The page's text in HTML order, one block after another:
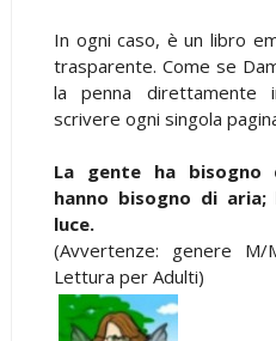
In ogni caso, è un libro
trasparente. Come se
la penna
scrivere ogni singola
La gente ha bisogno
hanno bisogno di aria;
luce.
(Avvertenze: genere
Lettura per Adulti)